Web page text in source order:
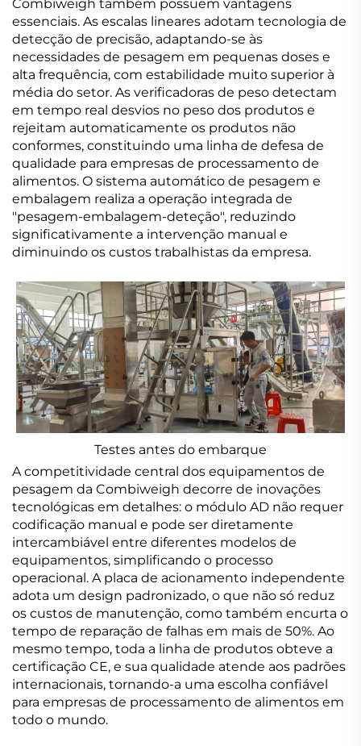
Combiweigh também possuem vantagens
essenciais. As escalas lineares adotam tecnologia de
detecção de precisão, adaptando-se às
necessidades de pesagem em pequenas doses e
alta frequência, com estabilidade muito superior à
média do setor. As verificadoras de peso detectam
em tempo real desvios no peso dos produtos e
rejeitam automaticamente os produtos não
conformes, constituindo uma linha de defesa de
qualidade para empresas de processamento de
alimentos. O sistema automático de pesagem e
embalagem realiza a operação integrada de
"pesagem-embalagem-deteção", reduzindo
significativamente a intervenção manual e
diminuindo os custos trabalhistas da empresa.
Testes antes do embarque
A competitividade central dos equipamentos de
pesagem da Combiweigh decorre de inovações
tecnológicas em detalhes: o módulo AD não requer
codificação manual e pode ser diretamente
intercambiável entre diferentes modelos de
equipamentos, simplificando o processo
operacional. A placa de acionamento independente
adota um design padronizado, o que não só reduz
os custos de manutenção, como também encurta o
tempo de reparação de falhas em mais de 50%. Ao
mesmo tempo, toda a linha de produtos obteve a
certificação CE, e sua qualidade atende aos padrões
internacionais, tornando-a uma escolha confiável
para empresas de processamento de alimentos em
todo o mundo.